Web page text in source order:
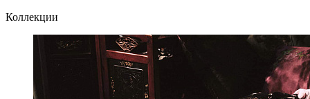
Коллекции